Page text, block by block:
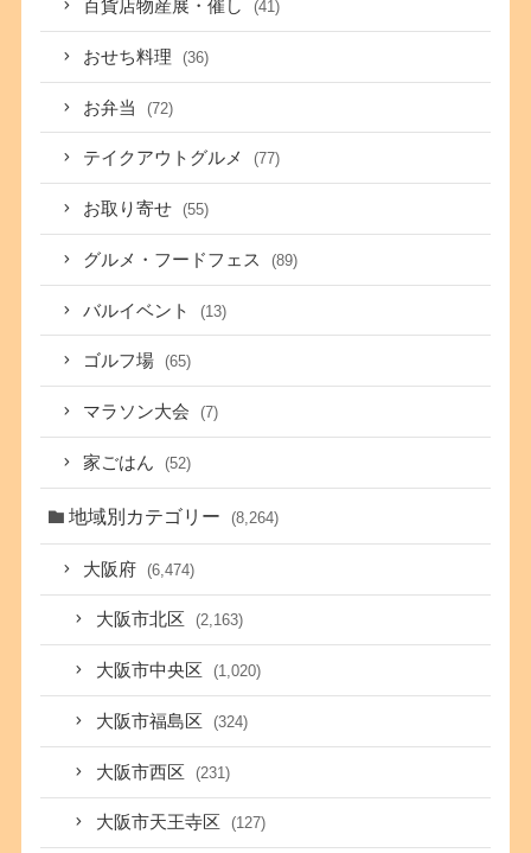
百貨店物産展・催し (41)
おせち料理 (36)
お弁当 (72)
テイクアウトグルメ (77)
お取り寄せ (55)
グルメ・フードフェス (89)
バルイベント (13)
ゴルフ場 (65)
マラソン大会 (7)
家ごはん (52)
地域別カテゴリー (8,264)
大阪府 (6,474)
大阪市北区 (2,163)
大阪市中央区 (1,020)
大阪市福島区 (324)
大阪市西区 (231)
大阪市天王寺区 (127)